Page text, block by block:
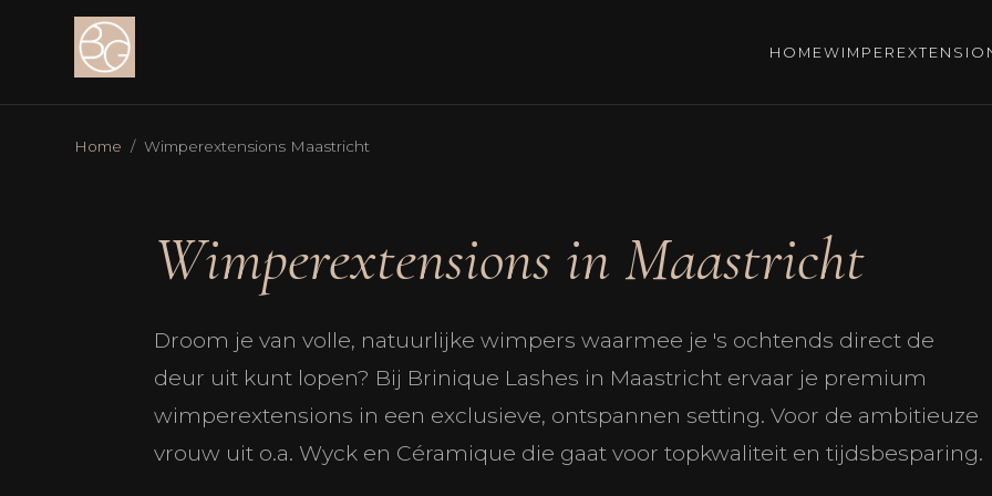
HOME
Home / Wimperextensions Maastricht
Wimperextensions in Maastricht
Droom je van volle, natuurlijke wimpers waarmee je 's ochtends direct de
deur uit kunt lopen? Bij Brinique Lashes in Maastricht ervaar je premium
wimperextensions in een exclusieve, ontspannen setting. Voor de ambitieuze
vrouw uit o.a. Wyck en Céramique die gaat voor topkwaliteit en tijdsbesparing.